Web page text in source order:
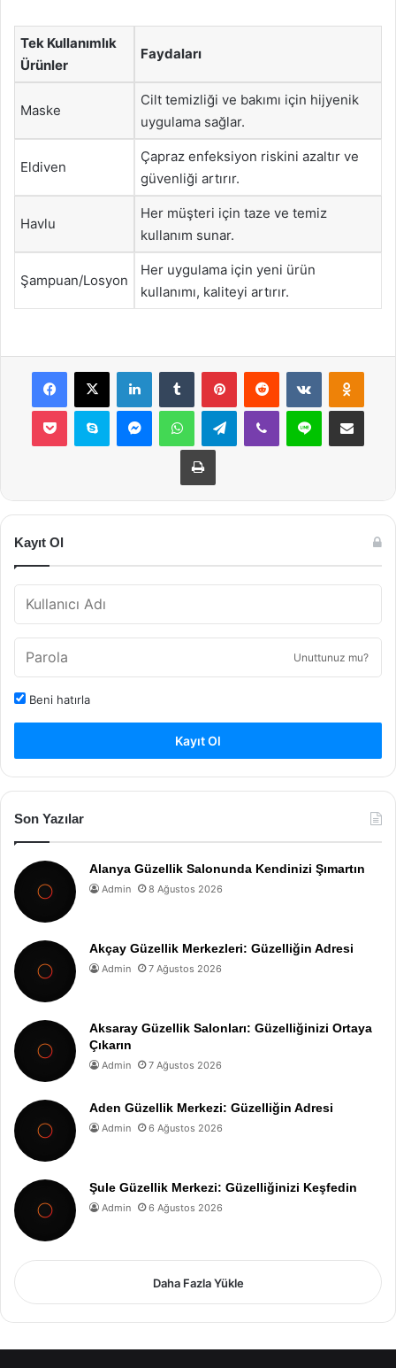
Tek Kullanımlık
Ürünler
Faydaları
Maske
Cilt temizliği ve bakımı için hijyenik
uygulama sağlar.
Eldiven
Çapraz enfeksiyon riskini azaltır ve
güvenliği artırır.
Havlu
Her müşteri için taze ve temiz
kullanım sunar.
Şampuan/Losyon
Her uygulama için yeni ürün
kullanımı, kaliteyi artırır.
Facebook
X LinkedInTumblr PinterestReddit VKontakte
Pocket Skype MessengerWhatsAppTelegramViber Line E-Posta ile
Yazdır
Kayıt Ol
Unuttunuz mu?
Beni hatırla
Kayıt Ol
Son Yazılar
Alanya Güzellik Salonunda Kendinizi Şımartın
Admin 8 Ağustos 2026
Akçay Güzellik Merkezleri: Güzelliğin Adresi
Admin 7 Ağustos 2026
Aksaray Güzellik Salonları: Güzelliğinizi Ortaya
Çıkarın
Admin 7 Ağustos 2026
Aden Güzellik Merkezi: Güzelliğin Adresi
Admin 6 Ağustos 2026
Şule Güzellik Merkezi: Güzelliğinizi Keşfedin
Admin 6 Ağustos 2026
Daha Fazla Yükle